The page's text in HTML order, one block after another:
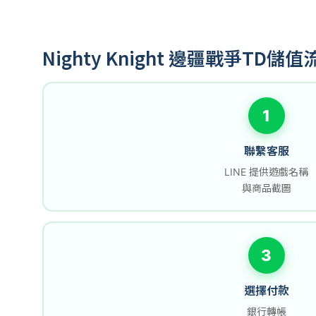
Nighty Knight 邊疆戰爭TD儲值
1
聯繫客服
LINE 提供遊戲名稱
與商品截圖
3
選擇付款
銀行轉帳